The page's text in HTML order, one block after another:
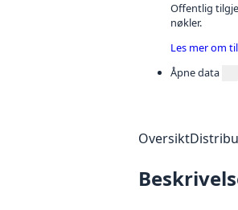
Offentlig
nøkler.
Les mer om
Åpne data
Oversikt